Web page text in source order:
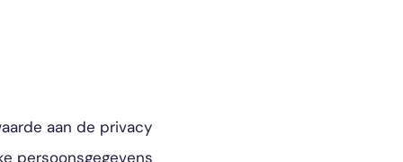
aan de privacy
persoonsgegevens